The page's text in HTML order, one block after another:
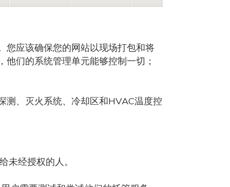
您应该确保您的网站以现场打包和将
们的系统管理单元能够控制一切；
测、灭火系统、冷却区和HVAC温度控
未经授权的人。